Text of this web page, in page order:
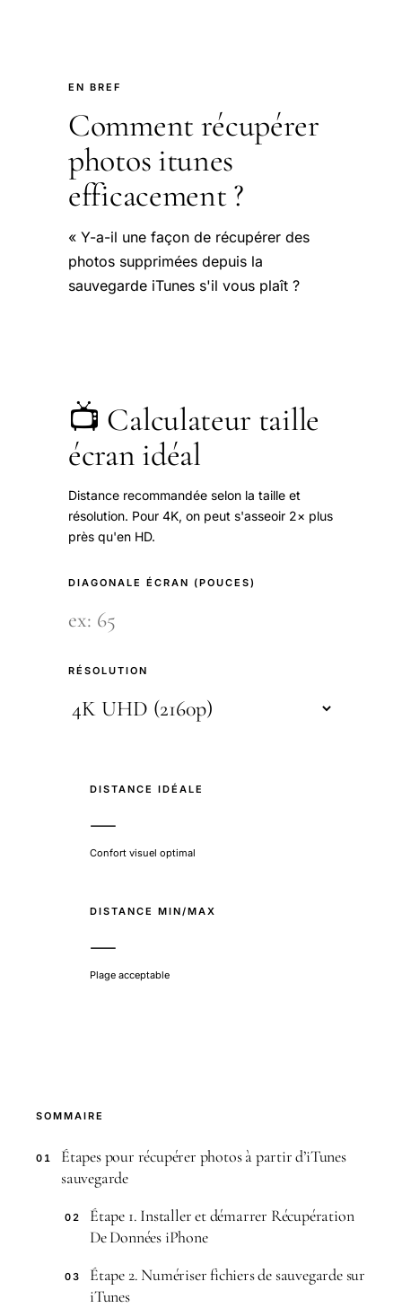
EN BREF
Comment récupérer
photos itunes
efficacement ?
« Y-a-il une façon de récupérer des
photos supprimées depuis la
sauvegarde iTunes s'il vous plaît ?
📺 Calculateur taille
écran idéal
Distance recommandée selon la taille et
résolution. Pour 4K, on peut s'asseoir 2× plus
près qu'en HD.
DIAGONALE ÉCRAN (POUCES)
RÉSOLUTION
DISTANCE IDÉALE
—
Confort visuel optimal
DISTANCE MIN/MAX
—
Plage acceptable
SOMMAIRE
01
Étapes pour récupérer photos à partir d’iTunes
sauvegarde
02
Étape 1. Installer et démarrer Récupération
De Données iPhone
03
Étape 2. Numériser fichiers de sauvegarde sur
iTunes